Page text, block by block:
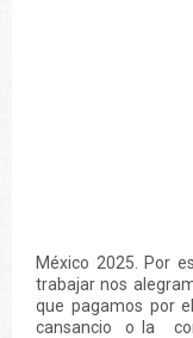
México 2025. Por
trabajar nos
que pagamos por
cansancio o la